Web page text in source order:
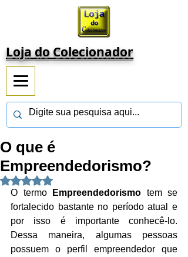
Loja do Colecionador
O que é
Empreendedorismo?
Avaliado com NaN de 5 estrelas.
O termo Empreendedorismo tem se
fortalecido bastante no período atual e
por isso é importante conhecê-lo.
Dessa maneira, algumas pessoas
possuem o perfil empreendedor que